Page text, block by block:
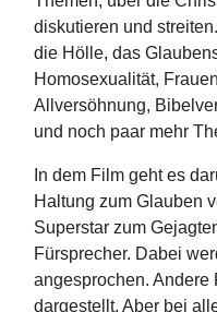
diskutieren und
die Hölle, das
Homosexualität,
Allversöhnung,
und noch paar mehr
In dem Film geht es
Haltung zum Glauben
Superstar zum
Fürsprecher. Dabei
angesprochen. Andere
dargestellt. Aber bei